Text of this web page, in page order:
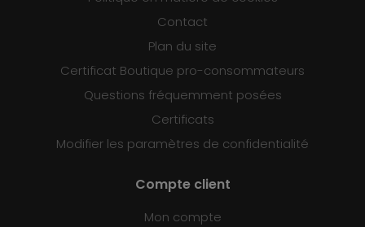
Contact
Plan du site
Certificat Boutique pro-consommateurs
Questions fréquemment posées
Certificats
Modifier les paramètres de confidentialité
Compte client
Mon compte